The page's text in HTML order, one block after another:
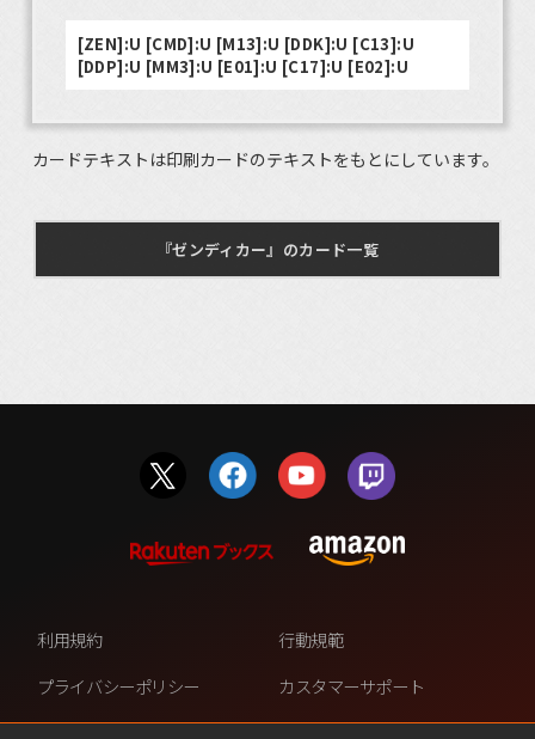
[ZEN]:U [CMD]:U [M13]:U [DDK]:U [C13]:U
[DDP]:U [MM3]:U [E01]:U [C17]:U [E02]:U
カードテキストは印刷カードのテキストをもとにしています。
『ゼンディカー』のカード一覧
利用規約
行動規範
プライバシーポリシー
カスタマーサポート
ファンコンテンツ・ポリシー
個人情報の販売や共有を許可し